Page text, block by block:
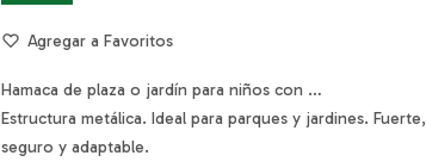
Hamaca de plaza o jardín para niños con …
Estructura metálica. Ideal para parques y jardines. Fuerte,
seguro y adaptable.